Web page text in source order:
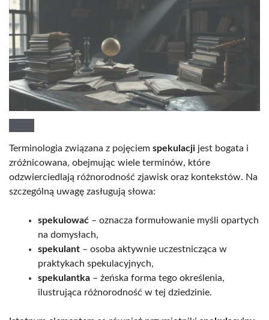
Terminologia związana z pojęciem spekulacji jest bogata i
zróżnicowana, obejmując wiele terminów, które
odzwierciedlają różnorodność zjawisk oraz kontekstów. Na
szczególną uwagę zasługują słowa:
spekulować – oznacza formułowanie myśli opartych
na domysłach,
spekulant – osoba aktywnie uczestnicząca w
praktykach spekulacyjnych,
spekulantka – żeńska forma tego określenia,
ilustrująca różnorodność w tej dziedzinie.